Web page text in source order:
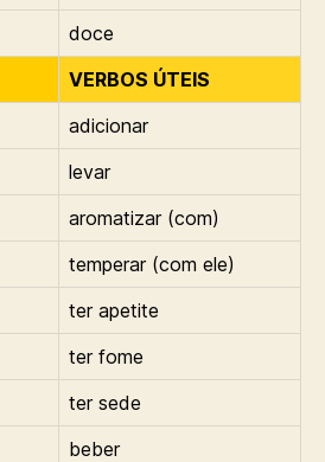
doce
VERBOS ÚTEIS
adicionar
levar
aromatizar (com)
temperar (com ele)
ter apetite
ter fome
ter sede
beber